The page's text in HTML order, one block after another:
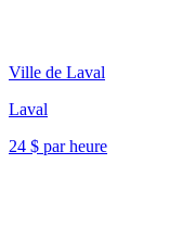
Ville de Laval
Laval
24 $ par heure